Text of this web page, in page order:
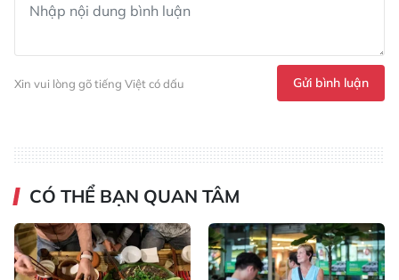
Xin vui lòng gõ tiếng Việt có dấu Gửi bình luận
CÓ THỂ BẠN QUAN TÂM